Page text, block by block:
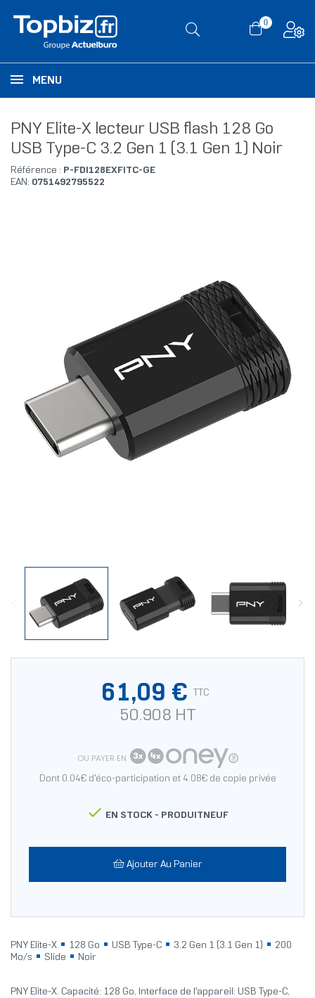
0
MENU
PNY Elite-X lecteur USB flash 128 Go
USB Type-C 3.2 Gen 1 (3.1 Gen 1) Noir
Référence : P-FDI128EXFITC-GE
EAN: 0751492795522
61,09 € TTC
50.908 HT
OU PAYER EN
Dont 0.04€ d'éco-participation et 4.08€ de copie privée
 EN STOCK - PRODUITNEUF
Ajouter Au Panier
PNY Elite-X 128 Go USB Type-C 3.2 Gen 1 (3.1 Gen 1)
200
Mo/s
Slide Noir
PNY Elite-X. Capacité: 128 Go, Interface de l'appareil: USB Type-C,